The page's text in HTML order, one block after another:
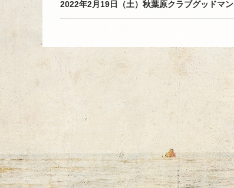
2022年2月19日（土）秋葉原クラブグッドマン